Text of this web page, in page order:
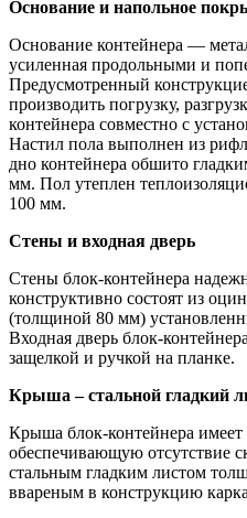
Основание и напольное
Основание контейнера —
усиленная продольными и
Предусмотренный
производить погрузку,
контейнера совместно с
Настил пола выполнен из
дно контейнера обшито
мм. Пол утеплен
100 мм.
Стены и входная дверь
Стены блок-контейнера
конструктивно состоят из
(толщиной 80 мм)
Входная дверь блок-
защелкой и ручкой на планке.
Крыша – стальной гладкий
Крыша блок-контейнера
обеспечивающую отсутствие
стальным гладким листом
ввареным в конструкцию